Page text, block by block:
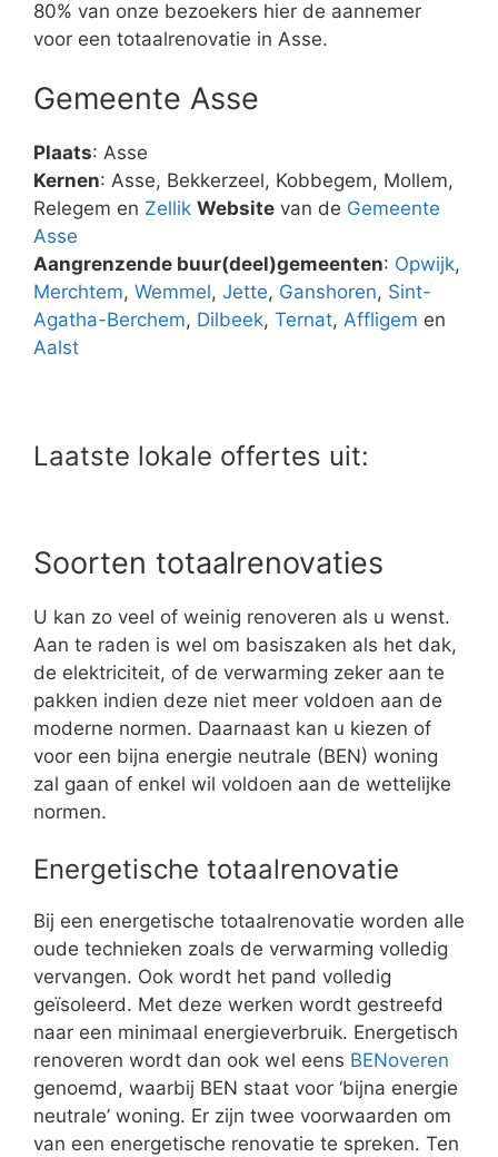
80% van onze bezoekers hier de aannemer
voor een totaalrenovatie in Asse.
Gemeente Asse
Plaats: Asse
Kernen: Asse, Bekkerzeel, Kobbegem, Mollem,
Relegem en Zellik Website van de Gemeente
Asse
Aangrenzende buur(deel)gemeenten: Opwijk,
Merchtem, Wemmel, Jette, Ganshoren, Sint-
Agatha-Berchem, Dilbeek, Ternat, Affligem en
Aalst
Laatste lokale offertes uit:
Soorten totaalrenovaties
U kan zo veel of weinig renoveren als u wenst.
Aan te raden is wel om basiszaken als het dak,
de elektriciteit, of de verwarming zeker aan te
pakken indien deze niet meer voldoen aan de
moderne normen. Daarnaast kan u kiezen of
voor een bijna energie neutrale (BEN) woning
zal gaan of enkel wil voldoen aan de wettelijke
normen.
Energetische totaalrenovatie
Bij een energetische totaalrenovatie worden alle
oude technieken zoals de verwarming volledig
vervangen. Ook wordt het pand volledig
geïsoleerd. Met deze werken wordt gestreefd
naar een minimaal energieverbruik. Energetisch
renoveren wordt dan ook wel eens BENoveren
genoemd, waarbij BEN staat voor ‘bijna energie
neutrale’ woning. Er zijn twee voorwaarden om
van een energetische renovatie te spreken. Ten